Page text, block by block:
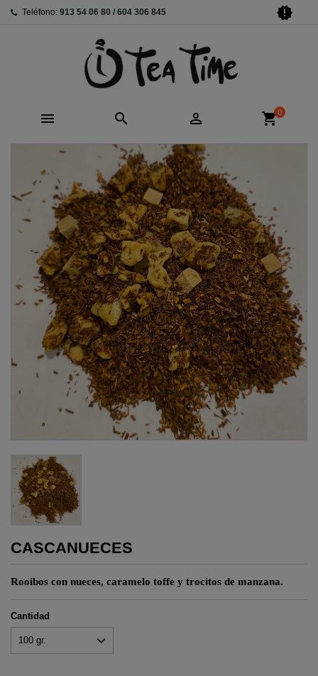
Teléfono: 913 54 06 80 / 604 306 845 new_releases
   shopping_cart0
CASCANUECES
Rooibos con nueces, caramelo toffe y trocitos de manzana.
Cantidad